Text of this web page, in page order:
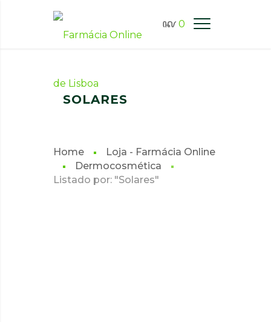
0
FARMÁCIA ONLINE LISBOA
SOLARES
Home
Loja - Farmácia Online
Dermocosmética
Listado por: "Solares"